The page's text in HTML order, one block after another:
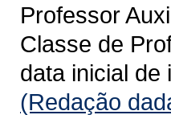
Professor
Classe de
data inicial
(Redação